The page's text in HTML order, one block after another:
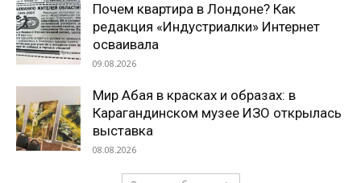
Почем квартира в Лондоне? Как
редакция «Индустриалки» Интернет
осваивала
09.08.2026
Мир Абая в красках и образах: в
Карагандинском музее ИЗО открылась
выставка
08.08.2026